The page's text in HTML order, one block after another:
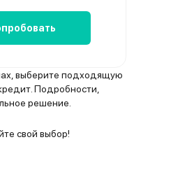
выберите подходящую
Подробности,
решение.
свой выбор!